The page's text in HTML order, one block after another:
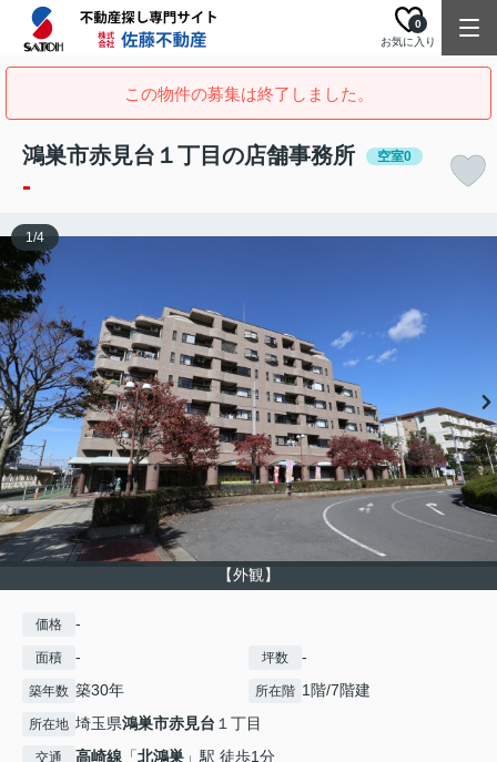
お気に入り
0
この物件の募集は終了しました。
鴻巣市赤見台１丁目の店舗事務所 空室0
-
【外観】
1/4
価格 -
面積 - 坪数 -
築年数 築30年 所在階 1階/7階建
所在地 埼玉県鴻巣市赤見台 １丁目
交通 高崎線 「北鴻巣 」駅 徒歩1分